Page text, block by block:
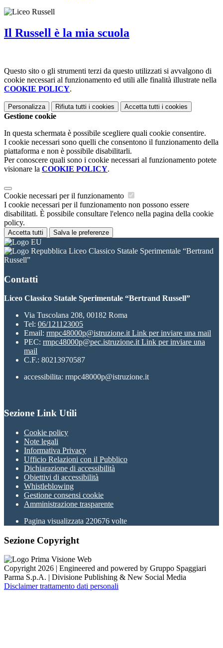
Il Russell è la mia scuola
Questo sito o gli strumenti terzi da questo utilizzati si avvalgono di
cookie necessari al funzionamento ed utili alle finalità illustrate nella
COOKIE POLICY.
Personalizza Rifiuta tutti i cookies Accetta tutti i cookies
Gestione cookie
In questa schermata è possibile scegliere quali cookie consentire.
I cookie necessari sono quelli che consentono il funzionamento della
piattaforma e non è possibile disabilitarli.
Per conoscere quali sono i cookie necessari al funzionamento potete
visionare la COOKIE POLICY.
Cookie necessari per il funzionamento
I cookie necessari per il funzionamento non possono essere
disabilitati. È possibile consultare l'elenco nella pagina della cookie
policy.
Accetta tutti Salva le preferenze
Liceo Classico Statale Sperimentale “Bertrand
Russell”
Contatti
Liceo Classico Statale Sperimentale “Bertrand Russell”
Via Tuscolana 208, 00182 Roma
Tel: 06/121123005
Email: rmpc48000p@istruzione.it Link per inviare una mail
PEC: rmpc48000p@pec.istruzione.it Link per inviare una
mail
C.F.: 80213970587
accessibilita: rmpc48000p@istruzione.it
Sezione Link Utili
Cookie policy
Note legali
Informativa Privacy
Ufficio Relazioni con il Pubblico
Dichiarazione di accessibilità
Obiettivi di accessibilità
Whistleblowing
Gestione consensi cookie
Amministrazione trasparente
Pagina visualizzata 220676 volte
Sezione Copyright
Copyright 2026 | Engineered and powered by Gruppo Spaggiari
Parma S.p.A. | Divisione Publishing & New Social Media
Disclaimer trattamento dati personali